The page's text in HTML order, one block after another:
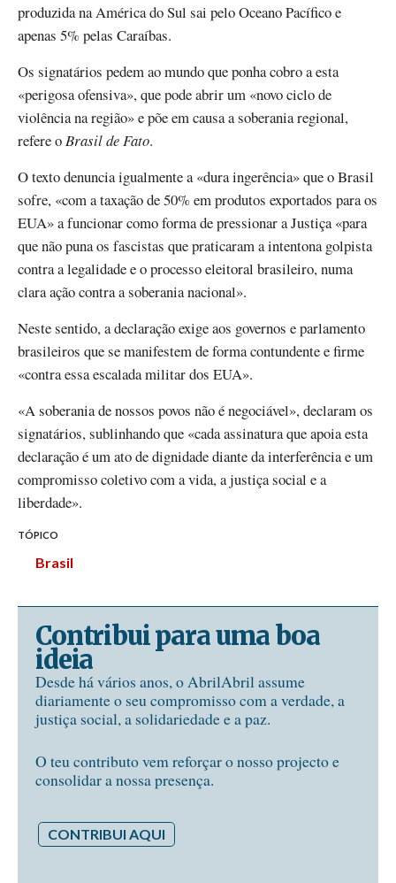
produzida na América do Sul sai pelo Oceano Pacífico e
apenas 5% pelas Caraíbas.
Os signatários pedem ao mundo que ponha cobro a esta
«perigosa ofensiva», que pode abrir um «novo ciclo de
violência na região» e põe em causa a soberania regional,
refere oBrasil de Fato.
O texto denuncia igualmente a «dura ingerência» que o Brasil
sofre, «com a taxação de 50% em produtos exportados para os
EUA» a funcionar como forma de pressionar a Justiça «para
que não puna os fascistas que praticaram a intentona golpista
contra a legalidade e o processo eleitoral brasileiro, numa
clara ação contra a soberania nacional».
Neste sentido, a declaração exige aos governos e parlamento
brasileiros que se manifestem de forma contundente e firme
«contra essa escalada militar dos EUA».
«A soberania de nossos povos não é negociável», declaram os
signatários, sublinhando que «cada assinatura que apoia esta
declaração é um ato de dignidade diante da interferência e um
compromisso coletivo com a vida, a justiça social e a
liberdade».
TÓPICO
Brasil
Contribui para uma boa
ideia
Desde há vários anos, o AbrilAbril assume
diariamente o seu compromisso com a verdade, a
justiça social, a solidariedade e a paz.
O teu contributo vem reforçar o nosso projecto e
consolidar a nossa presença.
CONTRIBUI AQUI